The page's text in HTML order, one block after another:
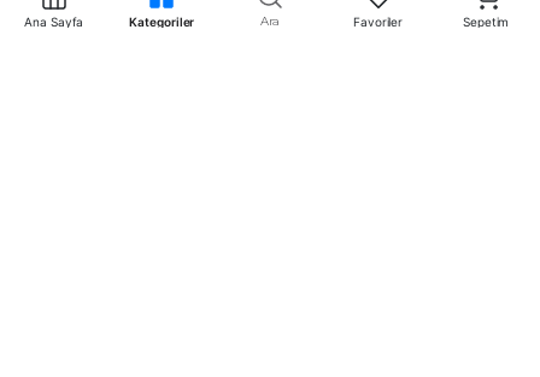
Ana Sayfa Kategoriler Ara Favoriler Sepetim